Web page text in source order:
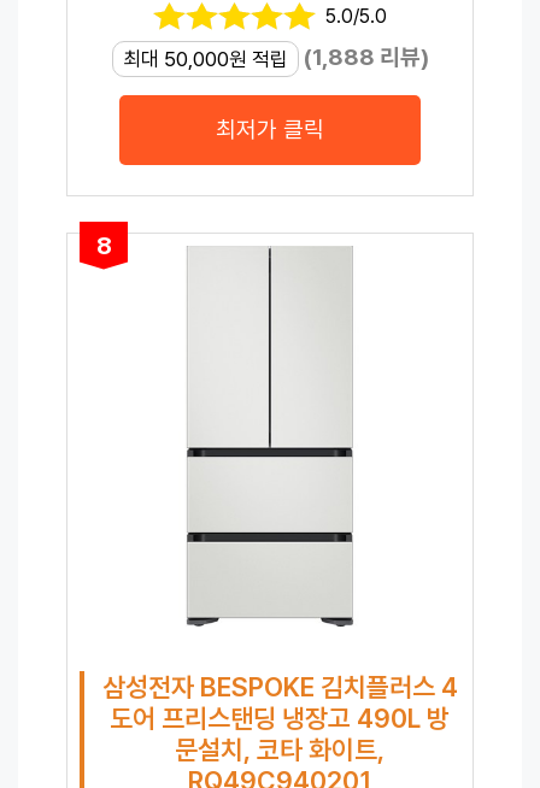
5.0/5.0
최대 50,000원 적립 (1,888 리뷰)
최저가 클릭
8
삼성전자 BESPOKE 김치플러스 4
도어 프리스탠딩 냉장고 490L 방
문설치, 코타 화이트,
RQ49C940201